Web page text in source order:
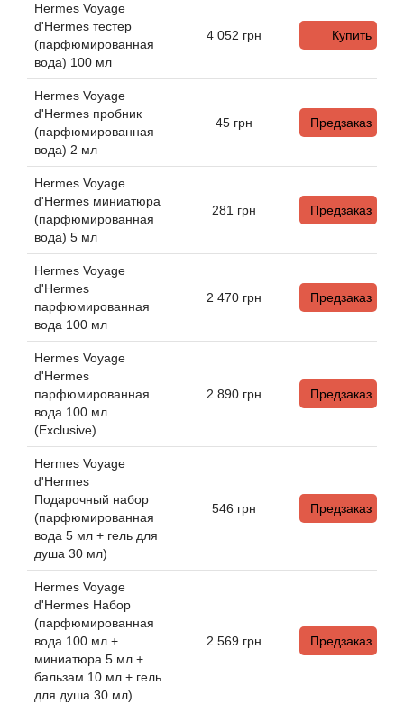
Hermes Voyage
d'Hermes тестер
(парфюмированная
вода) 100 мл
4 052 грн Купить
Hermes Voyage
d'Hermes пробник
(парфюмированная
вода) 2 мл
45 грн Предзаказ
Hermes Voyage
d'Hermes миниатюра
(парфюмированная
вода) 5 мл
281 грн Предзаказ
Hermes Voyage
d'Hermes
парфюмированная
вода 100 мл
2 470 грн Предзаказ
Hermes Voyage
d'Hermes
парфюмированная
вода 100 мл
(Exclusive)
2 890 грн Предзаказ
Hermes Voyage
d'Hermes
Подарочный набор
(парфюмированная
вода 5 мл + гель для
душа 30 мл)
546 грн Предзаказ
Hermes Voyage
d'Hermes Набор
(парфюмированная
вода 100 мл +
миниатюра 5 мл +
бальзам 10 мл + гель
для душа 30 мл)
2 569 грн Предзаказ
Alexander McQueen
Alexandre Barthet
Alexandre J
Alfred Dunhill
Alyson Oldoini
Alyssa Ashley
American Crew
Amouage
Amouroud
Andre L'Arom
Angel Schlesser
Anima Mundi
Anna Sui
Annayake
Anne Fontaine
Annick Goutal